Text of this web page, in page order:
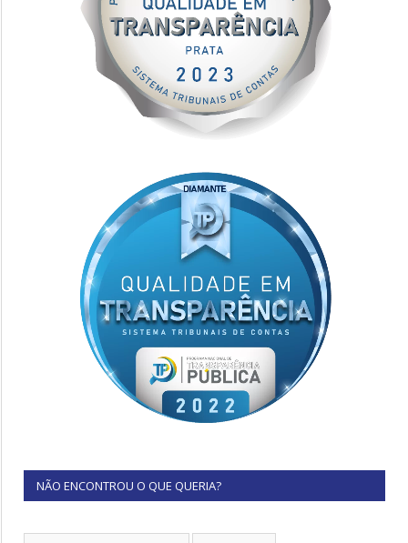
NÃO ENCONTROU O QUE QUERIA?